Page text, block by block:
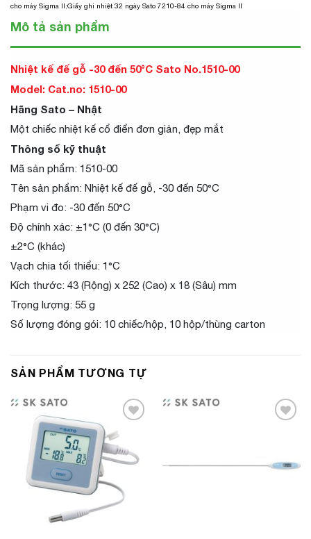
cho máy Sigma II;Giấy ghi nhiệt 32 ngày Sato 7210-84 cho máy Sigma II
Mô tả sản phẩm
Nhiệt kế đế gỗ -30 đến 50°C Sato No.1510-00
Model: Cat.no: 1510-00
Hãng Sato – Nhật
Một chiếc nhiệt kế cổ điển đơn giản, đẹp mắt
Thông số kỹ thuật
Mã sản phẩm: 1510-00
Tên sản phẩm: Nhiệt kế đế gỗ, -30 đến 50°C
Phạm vi đo: -30 đến 50°C
Độ chính xác: ±1°C (0 đến 30°C)
±2°C (khác)
Vạch chia tối thiểu: 1°C
Kích thước: 43 (Rộng) x 252 (Cao) x 18 (Sâu) mm
Trọng lượng: 55 g
Số lượng đóng gói: 10 chiếc/hộp, 10 hộp/thùng carton
SẢN PHẨM TƯƠNG TỰ
Add to
Wishlist